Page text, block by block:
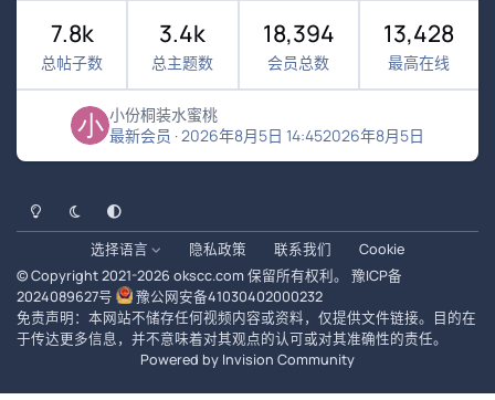
7.8k
总帖子数
3.4k
总主题数
18,394
会员总数
13,428
最高在线
小份桐装水蜜桃
最新会员 ·2026年8月5日 14:452026年8月5日
浅色模式黑暗模式系统偏好
选择语言 隐私政策 联系我们
Cookie
© Copyright 2021-2026 okscc.com 保留所有权利。 豫ICP备
2024089627号
豫公网安备41030402000232
免责声明：本网站不储存任何视频内容或资料，仅提供文件链接。目的在
于传达更多信息，并不意味着对其观点的认可或对其准确性的责任。
Powered by Invision Community